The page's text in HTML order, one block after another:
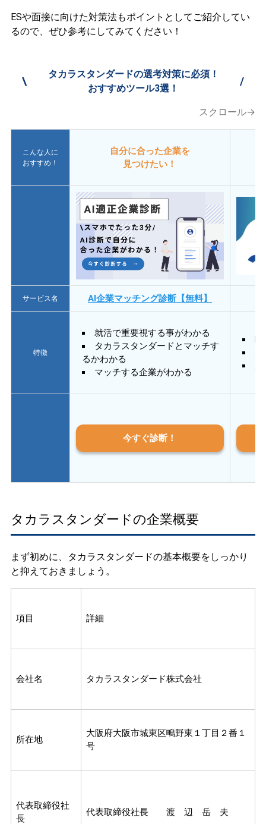
ESや面接に向けた対策法もポイントとしてご紹介してい
るので、ぜひ参考にしてみてください！
\
タカラスタンダードの選考対策に必須！
おすすめツール3選！
/
スクロール→
こんな人に
おすすめ！
自分に合った企業を
見つけたい！
サービス名 AI企業マッチング診断【無料】
特徴
就活で重要視する事がわかる
タカラスタンダードとマッチす
るかわかる
マッチする企業がわかる
質
今すぐ診断！
タカラスタンダードの企業概要
まず初めに、タカラスタンダードの基本概要をしっかり
と抑えておきましょう。
項目 詳細
会社名 タカラスタンダード株式会社
所在地
大阪府大阪市城東区鴫野東１丁目２番１
号
代表取締役社
長
代表取締役社長 渡 辺 岳 夫